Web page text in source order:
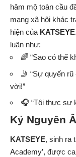
hâm mộ toàn cầu
mạng xã hội khác
hiện của KATSEYE
luận như:
🌈 “Sao có thể
🤳 “Sự quyến
vời!”
🎧 “Tôi thực sự
Kỷ Nguyên
KATSEYE, sinh ra
Academy’, được